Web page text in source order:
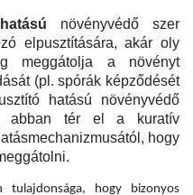
növényvédő szer
elpusztítására, akár oly
meggátolja a növényt
(pl. spórák képződését
hatású növényvédő
abban tér el a kuratív
hogy
tulajdonsága, hogy bizonyos